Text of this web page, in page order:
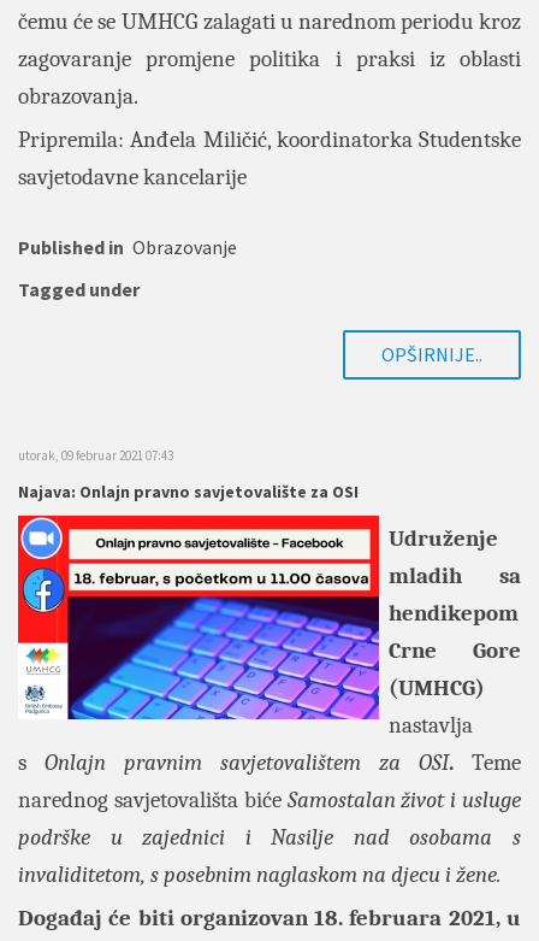
čemu će se UMHCG zalagati u narednom periodu kroz
zagovaranje promjene politika i praksi iz oblasti
obrazovanja.
Pripremila: Anđela Miličić, koordinatorka Studentske
savjetodavne kancelarije
Published in Obrazovanje
Tagged under
OPŠIRNIJE..
utorak, 09 februar 2021 07:43
Najava: Onlajn pravno savjetovalište za OSI
Udruženje
mladih sa
hendikepom
Crne Gore
(UMHCG)
nastavlja
s Onlajn pravnim savjetovalištem za OSI. Teme
narednog savjetovališta biće Samostalan život i usluge
podrške u zajednici iNasilje nad osobama s
invaliditetom, s posebnim naglaskom na djecu i žene.
Događaj će biti organizovan 18. februara 2021, u